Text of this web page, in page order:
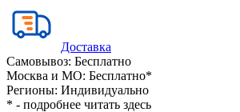
Доставка
Самовывоз: Бесплатно
Москва и МО: Бесплатно*
Регионы: Индивидуально
* - подробнее читать здесь